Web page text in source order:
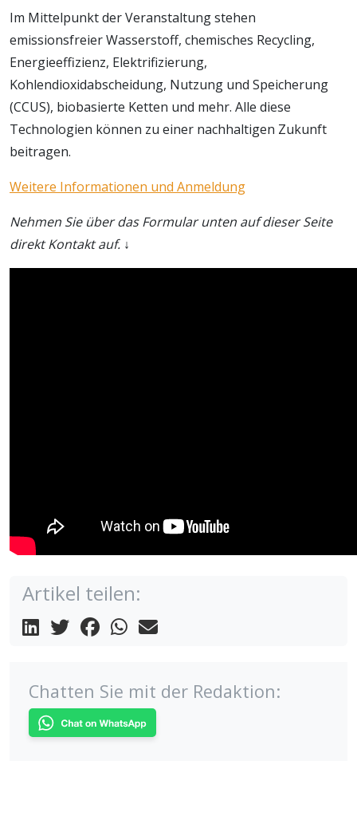
Im Mittelpunkt der Veranstaltung stehen
emissionsfreier Wasserstoff, chemisches Recycling,
Energieeffizienz, Elektrifizierung,
Kohlendioxidabscheidung, Nutzung und Speicherung
(CCUS), biobasierte Ketten und mehr. Alle diese
Technologien können zu einer nachhaltigen Zukunft
beitragen.
Weitere Informationen und Anmeldung
Nehmen Sie über das Formular unten auf dieser Seite
direkt Kontakt auf. ↓
Artikel teilen:
Chatten Sie mit der Redaktion: